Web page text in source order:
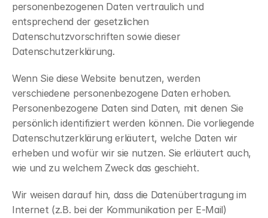
personenbezogenen Daten vertraulich und
entsprechend der gesetzlichen
Datenschutzvorschriften sowie dieser
Datenschutzerklärung.
Wenn Sie diese Website benutzen, werden
verschiedene personenbezogene Daten erhoben.
Personenbezogene Daten sind Daten, mit denen Sie
persönlich identifiziert werden können. Die vorliegende
Datenschutzerklärung erläutert, welche Daten wir
erheben und wofür wir sie nutzen. Sie erläutert auch,
wie und zu welchem Zweck das geschieht.
Wir weisen darauf hin, dass die Datenübertragung im
Internet (z.B. bei der Kommunikation per E-Mail)